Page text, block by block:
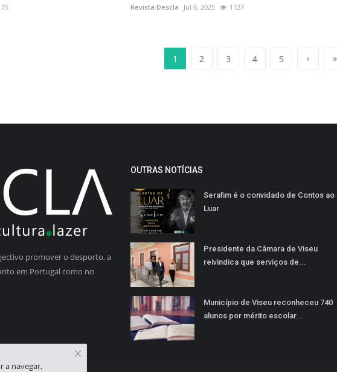
Revista Descla Jul 6, 2025 1127
1 2 3 4 5 › »
promover o desporto, a
em Portugal como no
OUTRAS NOTÍCIAS
Serafim é o convidado de Contos ao
Luar
Presidente da Câmara de Viseu
reivindica que serviços de...
Município de Viseu reconheceu 740
alunos por mérito escolar...
a navegar,